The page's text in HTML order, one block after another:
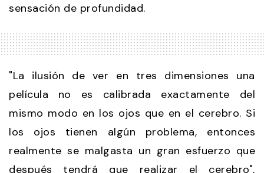
sensación de profundidad.
"La ilusión de ver en tres dimensiones una
película no es calibrada exactamente del
mismo modo en los ojos que en el cerebro. Si
los ojos tienen algún problema, entonces
realmente se malgasta un gran esfuerzo que
después tendrá que realizar el cerebro",